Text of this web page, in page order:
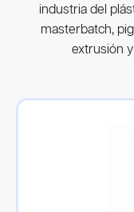
industria del
masterbatch,
extrusión